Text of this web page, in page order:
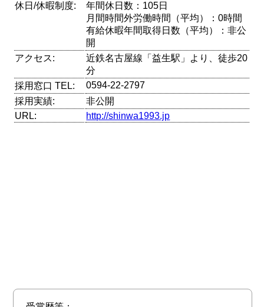
休日/休暇制度:
年間休日数：105日
月間時間外労働時間（平均）：0時間
有給休暇年間取得日数（平均）：非公
開
アクセス:
近鉄名古屋線「益生駅」より、徒歩20
分
採用窓口 TEL:
0594-22-2797
採用実績:
非公開
URL:
http://shinwa1993.jp